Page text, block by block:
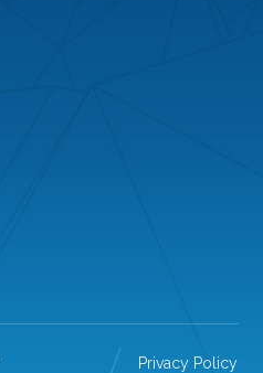
Privacy Policy